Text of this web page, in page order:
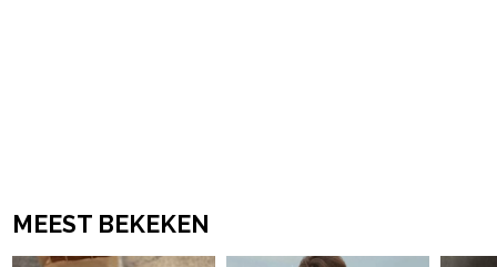
MEEST BEKEKEN